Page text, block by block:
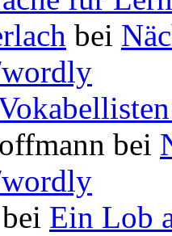
bei
bei
Ein Lob